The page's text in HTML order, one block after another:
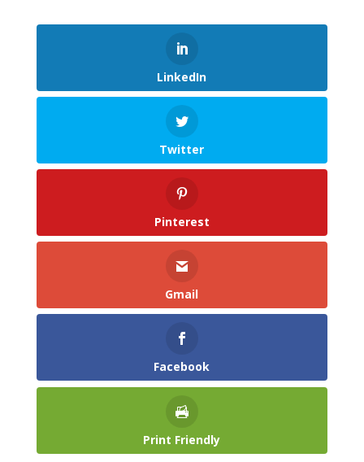
LinkedIn
Twitter
Pinterest
Gmail
Facebook
Print Friendly